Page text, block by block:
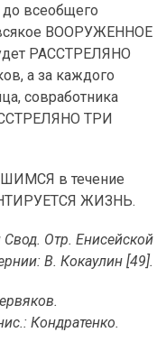
всеобщего
ВООРУЖЕННОЕ
РАССТРЕЛЯНО
а за каждого
совработника
ТРИ
в течение
ЖИЗНЬ.
Отр. Енисейской
В. Кокаулин [49].
Кондратенко.